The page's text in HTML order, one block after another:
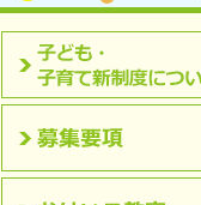
認定こども園について
募集要項